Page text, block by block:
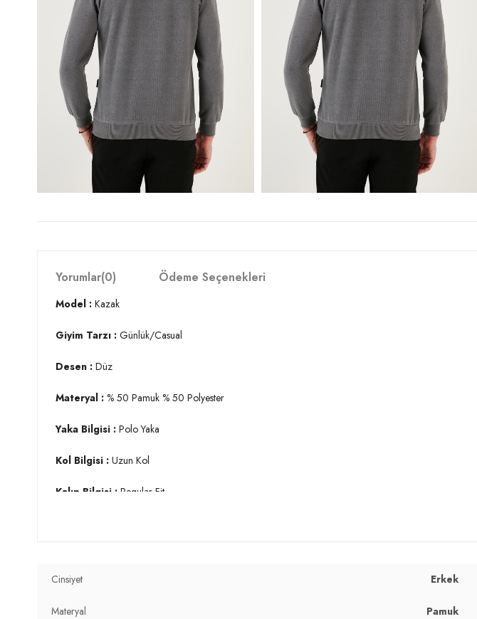
Yorumlar(0) Ödeme Seçenekleri
Model : Kazak
Giyim Tarzı : Günlük/Casual
Desen : Düz
Materyal : % 50 Pamuk % 50 Polyester
Yaka Bilgisi : Polo Yaka
Kol Bilgisi : Uzun Kol
Kalıp Bilgisi : Regular Fit
Cinsiyet Erkek
Materyal Pamuk